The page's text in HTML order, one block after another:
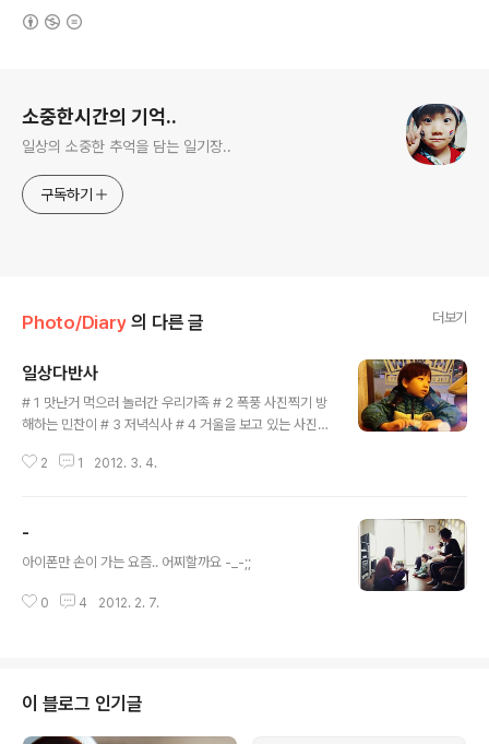
소중한시간의 기억..
일상의 소중한 추억을 담는 일기장..
구독하기
Photo/Diary 의 다른 글 더보기
일상다반사
# 1 맛난거 먹으러 놀러간 우리가족 # 2 폭풍 사진찍기 방
해하는 민찬이 # 3 저녁식사 # 4 거울을 보고 있는 사진같
머한 민찬이 # 6 주말 아점을 준비하는 정색시 # 7 햇살
를 앉으면 수업에 집중하기 힘들것 같은 느낌 # 11 컬러패
턴은 사진찍는 사람의 가슴을 뛰게한다. # 12 컬러패턴은
게 학교 입학 선물로 아이스크림 받은 민찬이
2 1 2012. 3. 4.
-
아이폰만 손이 가는 요즘.. 어찌할까요 -_-;;
0 4 2012. 2. 7.
이 블로그 인기글